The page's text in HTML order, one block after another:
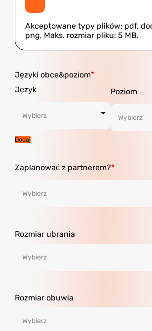
Akceptowane typy plików: pdf,
png, Maks. rozmiar pliku: 5 MB.
Języki obce&poziom
Dodaj
Zaplanować z partnerem?
Rozmiar ubrania
Rozmiar obuwia